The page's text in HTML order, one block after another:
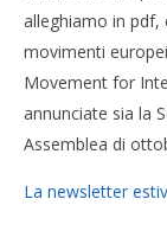
alleghiamo in pdf,
movimenti
Movement for
annunciate sia la
Assemblea di
La newsletter